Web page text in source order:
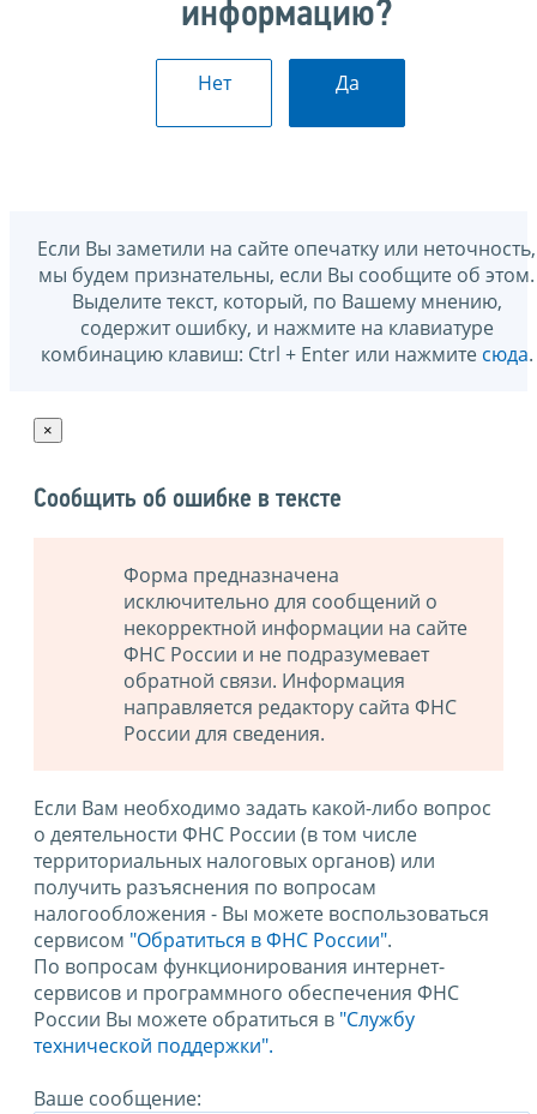
информацию?
Нет Да
Если Вы заметили на сайте опечатку или неточность,
мы будем признательны, если Вы сообщите об этом.
Выделите текст, который, по Вашему мнению,
содержит ошибку, и нажмите на клавиатуре
комбинацию клавиш: Ctrl + Enter или нажмите сюда.
×
Сообщить об ошибке в тексте
Форма предназначена
исключительно для сообщений о
некорректной информации на сайте
ФНС России и не подразумевает
обратной связи. Информация
направляется редактору сайта ФНС
России для сведения.
Если Вам необходимо задать какой-либо вопрос
о деятельности ФНС России (в том числе
территориальных налоговых органов) или
получить разъяснения по вопросам
налогообложения - Вы можете воспользоваться
сервисом "Обратиться в ФНС России".
По вопросам функционирования интернет-
сервисов и программного обеспечения ФНС
России Вы можете обратиться в "Службу
технической поддержки".
Ваше сообщение: